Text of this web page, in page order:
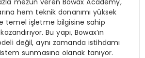
hem teknik donanımı yüksek
temel işletme bilgisine sahip
Bu yapı, Bowax’ın
değil, aynı zamanda istihdamı
sunmasına olanak tanıyor.